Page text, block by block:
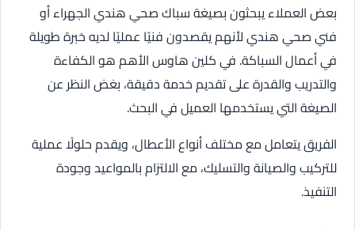
بعض العملاء يبحثون بصيغة سباك صحي هندي الجهراء أو
فني صحي هندي لأنهم يقصدون فنيًا عمليًا لديه خبرة طويلة
في أعمال السباكة. في كلين هاوس الأهم هو الكفاءة
والتدريب والقدرة على تقديم خدمة دقيقة، بغض النظر عن
الصيغة التي يستخدمها العميل في البحث.
الفريق يتعامل مع مختلف أنواع الأعطال، ويقدم حلولًا عملية
للتركيب والصيانة والتسليك، مع الالتزام بالمواعيد وجودة
التنفيذ.